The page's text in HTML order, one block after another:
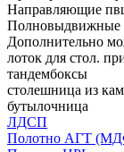
Направляющие
Полновыдвижные
Дополнительно
лоток для стол.
тандембоксы
столешница из
бутылочница
ЛДСП
Полотно АГТ